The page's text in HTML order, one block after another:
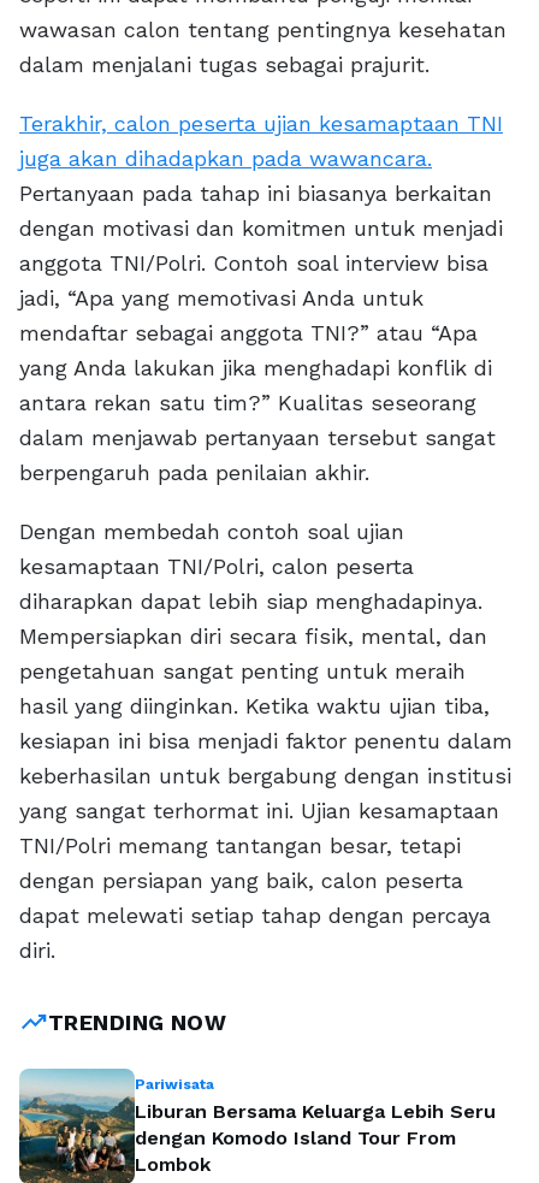
wawasan calon tentang pentingnya kesehatan
dalam menjalani tugas sebagai prajurit.
Terakhir, calon peserta ujian kesamaptaan TNI
juga akan dihadapkan pada wawancara.
Pertanyaan pada tahap ini biasanya berkaitan
dengan motivasi dan komitmen untuk menjadi
anggota TNI/Polri. Contoh soal interview bisa
jadi, “Apa yang memotivasi Anda untuk
mendaftar sebagai anggota TNI?” atau “Apa
yang Anda lakukan jika menghadapi konflik di
antara rekan satu tim?” Kualitas seseorang
dalam menjawab pertanyaan tersebut sangat
berpengaruh pada penilaian akhir.
Dengan membedah contoh soal ujian
kesamaptaan TNI/Polri, calon peserta
diharapkan dapat lebih siap menghadapinya.
Mempersiapkan diri secara fisik, mental, dan
pengetahuan sangat penting untuk meraih
hasil yang diinginkan. Ketika waktu ujian tiba,
kesiapan ini bisa menjadi faktor penentu dalam
keberhasilan untuk bergabung dengan institusi
yang sangat terhormat ini. Ujian kesamaptaan
TNI/Polri memang tantangan besar, tetapi
dengan persiapan yang baik, calon peserta
dapat melewati setiap tahap dengan percaya
diri.
trending_upTRENDING NOW
Pariwisata
Liburan Bersama Keluarga Lebih Seru
dengan Komodo Island Tour From
Lombok